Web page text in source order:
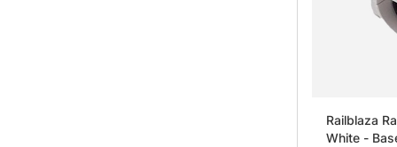
Railblaza
White -